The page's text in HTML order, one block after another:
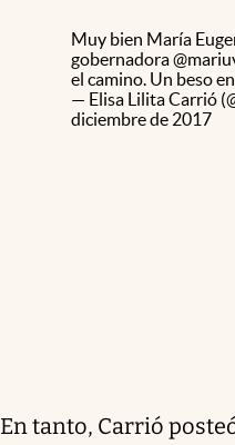
Muy bien María
gobernadora
el camino. Un beso
— Elisa Lilita Carrió
diciembre de 2017
En tanto, Carrió